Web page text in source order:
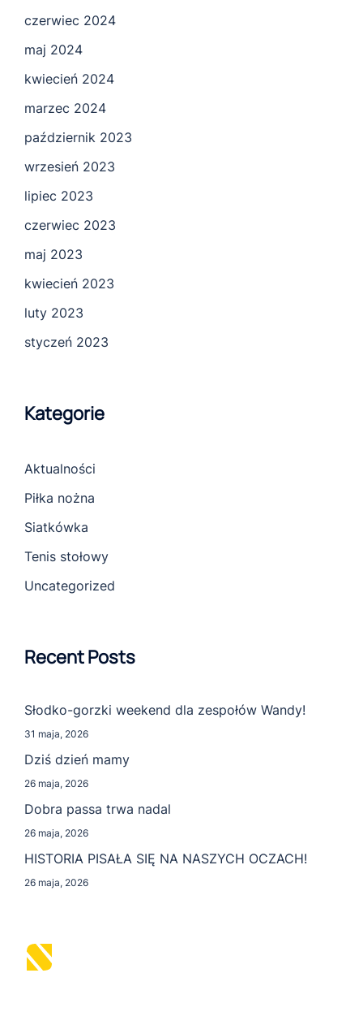
czerwiec 2024
maj 2024
kwiecień 2024
marzec 2024
październik 2023
wrzesień 2023
lipiec 2023
czerwiec 2023
maj 2023
kwiecień 2023
luty 2023
styczeń 2023
Kategorie
Aktualności
Piłka nożna
Siatkówka
Tenis stołowy
Uncategorized
Recent Posts
Słodko-gorzki weekend dla zespołów Wandy!
31 maja, 2026
Dziś dzień mamy
26 maja, 2026
Dobra passa trwa nadal
26 maja, 2026
HISTORIA PISAŁA SIĘ NA NASZYCH OCZACH!
26 maja, 2026